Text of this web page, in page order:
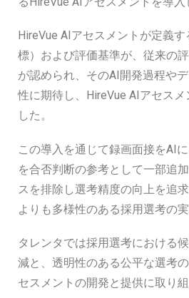
HireVue AIアセスメントが定義
標）および評価基準が、従来の
が認められ、そのAI開発過程や
性に期待し、HireVue AIアセス
した。
この導入を通じて録画面接をAI
を合否判断の参考として一部追
スを排除し選考精度の向上を追
よりも多様性のある採用選考の実
タレンタでは採用選考における
減と、透明性のある公平な選考
セスメントの開発と提供に取り組